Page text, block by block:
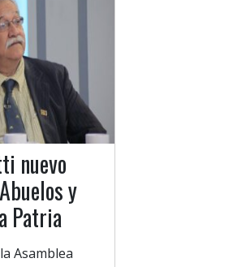
nuevo
y
Patria
Asamblea